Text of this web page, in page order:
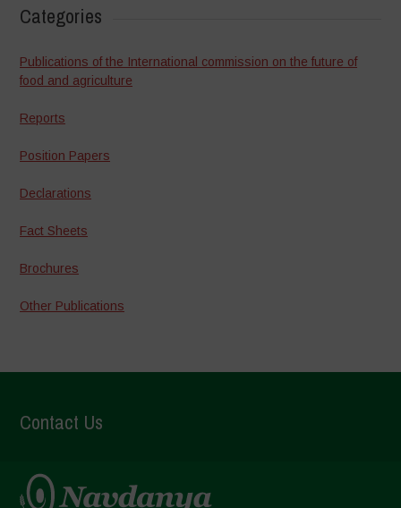
Categories
Publications of the International commission on the future of
food and agriculture
Reports
Position Papers
Declarations
Fact Sheets
Brochures
Other Publications
Contact Us